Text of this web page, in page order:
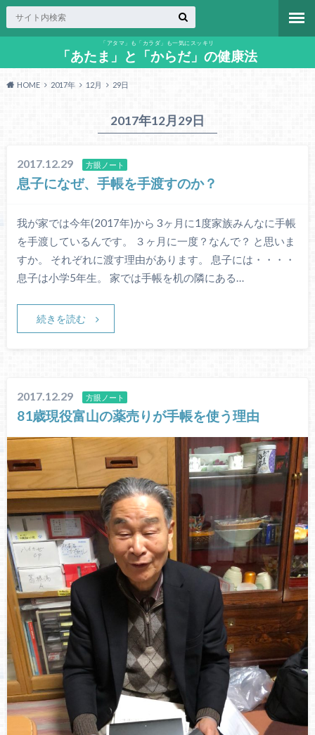
「アタマ」も「カラダ」も一気にスッキリ
「あたま」と「からだ」の健康法
HOME 2017年 12月 29日
2017年12月29日
2017.12.29 方眼ノート
息子になぜ、手帳を手渡すのか？
我が家では今年(2017年)から 3ヶ月に1度家族みんなに手帳
を手渡しているんです。 ３ヶ月に一度？なんで？ と思いま
すか。 それぞれに渡す理由があります。 息子には・・・・
息子は小学5年生。 家では手帳を机の隣にある…
続きを読む
2017.12.29 方眼ノート
81歳現役富山の薬売りが手帳を使う理由